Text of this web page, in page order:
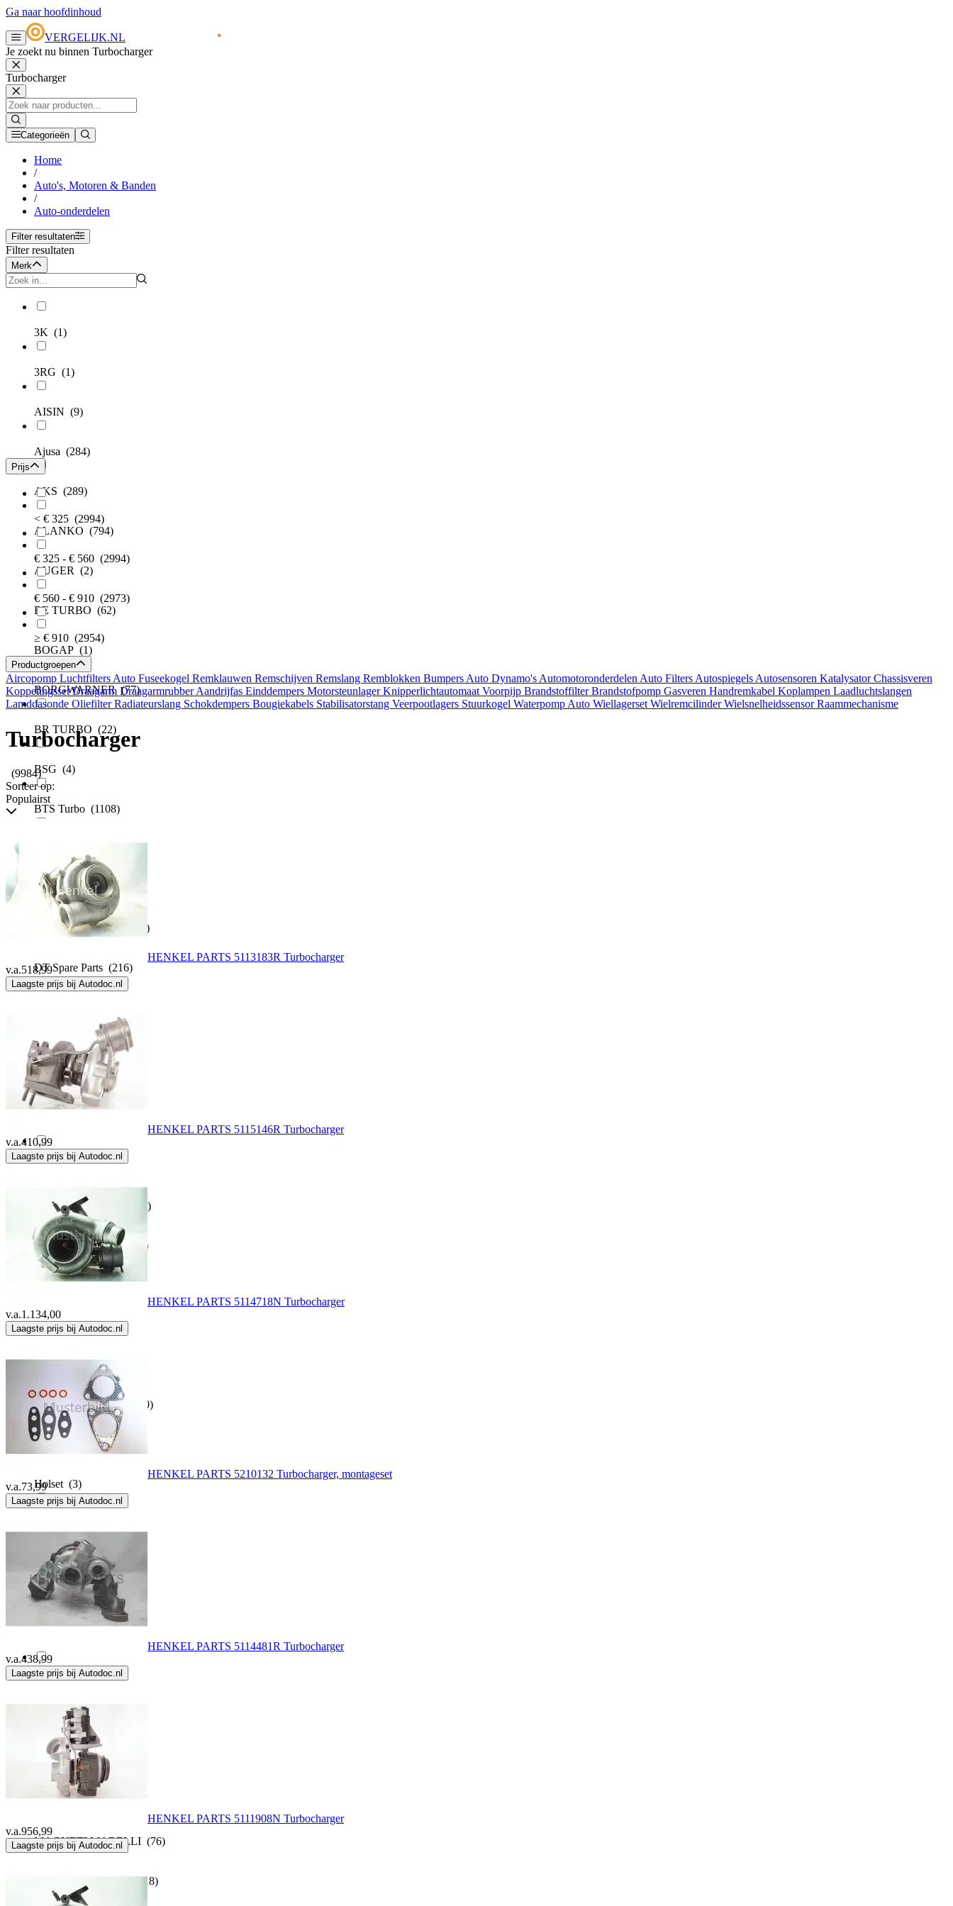
Ga naar hoofdinhoud
VERGELIJK.NL
Je zoekt nu binnen Turbocharger
Turbocharger
Categorieën
Home
/
Auto's, Motoren & Banden
/
Auto-onderdelen
Filter resultaten
Filter resultaten
Merk
3K (1)
3RG (1)
AISIN (9)
Ajusa (284)
AKS (289)
ALANKO (794)
AUGER (2)
BE TURBO (62)
BOGAP (1)
BORGWARNER(77)
BR TURBO (22)
BSG (4)
BTS Turbo (1108)
CLIMTEX(115)
Dr.Motor Automotive (1)
DT Spare Parts (216)
ELSTOCK(129)
ENCORY (14)
FA1(321)
Fast Sports Nutrition (71)
FEBI BILSTEIN(1286)
Fispa(1)
Garrett(34)
HENKEL PARTS (2140)
HJS
Holset (3)
Japko(5)
JP GROUP(361)
Lema(1)
(41)
Ltd Edition(10)
Lucas(4)
MAGNETI MARELLI (76)
(18)
Prijs
< € 325 (2994)
€ 325 - € 560 (2994)
€ 560 - € 910 (2973)
≥ € 910 (2954)
Productgroepen
Aircopomp Luchtfilters Auto Fuseekogel Remklauwen Remschijven Remslang Remblokken Bumpers Auto Dynamo's Automotoronderdelen Auto Filters Autospiegels Autosensoren KatalysatorChassisveren
KoppelingssetDraagarm DraagarmrubberAandrijfas Einddempers MotorsteunlagerKnipperlichtautomaat Voorpijp BrandstoffilterBrandstofpomp Gasveren Handremkabel Koplampen Laadluchtslangen
Lamddasonde OliefilterRadiateurslang Schokdempers Bougiekabels Stabilisatorstang Veerpootlagers Stuurkogel Waterpomp Auto Wiellagerset WielremcilinderWielsnelheidssensorRaammechanisme
Turbocharger
(9984)
Sorteer op:
Populairst
HENKEL PARTS 5113183R Turbocharger
v.a.518,99
Laagste prijs bij Autodoc.nl
HENKEL PARTS 5115146R Turbocharger
v.a.410,99
Laagste prijs bij Autodoc.nl
HENKEL PARTS 5114718N Turbocharger
v.a.1.134,00
Laagste prijs bij Autodoc.nl
HENKEL PARTS 5210132 Turbocharger, montageset
v.a.73,99
Laagste prijs bij Autodoc.nl
HENKEL PARTS 5114481R Turbocharger
v.a.438,99
Laagste prijs bij Autodoc.nl
HENKEL PARTS 5111908N Turbocharger
v.a.956,99
Laagste prijs bij Autodoc.nl